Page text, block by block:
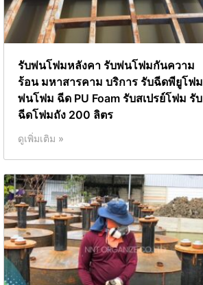
รับพ่นโฟมหลังคา รับพ่นโฟมกันความ
ร้อน มหาสารคาม บริการ รับฉีดพียูโฟม
พ่นโฟม ฉีด PU Foam รับสเปรย์โฟม รับ
ฉีดโฟมถัง 200 ลิตร
ดูเพิ่มเติม »